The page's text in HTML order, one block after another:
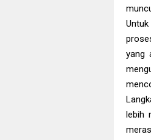
yang
lebih